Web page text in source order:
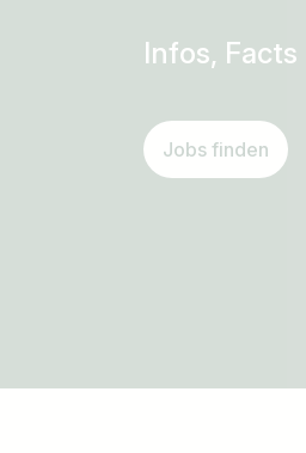
Infos,
Jobs finden